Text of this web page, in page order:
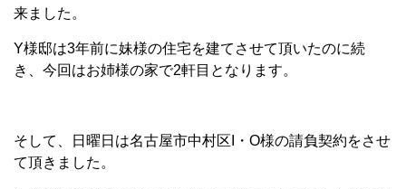
来ました。
Y様邸は3年前に妹様の住宅を建てさせて頂いたのに続
き、今回はお姉様の家で2軒目となります。
そして、日曜日は名古屋市中村区I・O様の請負契約をさせ
て頂きました。